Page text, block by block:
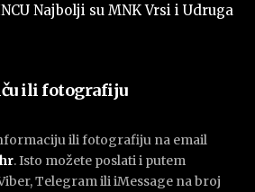
Najbolji su MNK Vrsi i Udruga
ili fotografiju
ili fotografiju na email
. Isto možete poslati i putem
Telegram ili iMessage na broj